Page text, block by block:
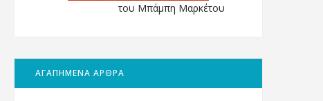
του Μπάμπη Μαρκέτου
ΑΓΑΠΗΜΕΝΑ ΑΡΘΡΑ